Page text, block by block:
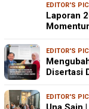
EDITOR'S
Laporan
EDITOR'S
Disertasi
EDITOR'S